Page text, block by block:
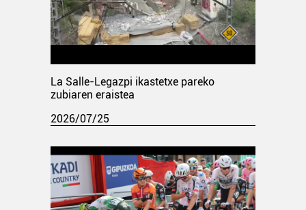
La Salle-Legazpi ikastetxe pareko
zubiaren eraistea
2026/07/25